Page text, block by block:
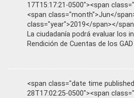
17T15:17:21-0500"><span
<span class="month">Jun</
class="year">2019</span></
La ciudadanía podrá evaluar los
Rendición de Cuentas de los GAD
<span class="date time
28T17:02:25-0500"><span